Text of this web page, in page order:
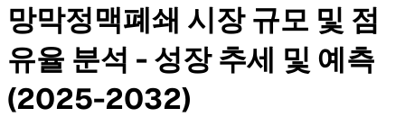
망막정맥폐쇄 시장 규모 및 점
유율 분석 - 성장 추세 및 예측
(2025-2032)